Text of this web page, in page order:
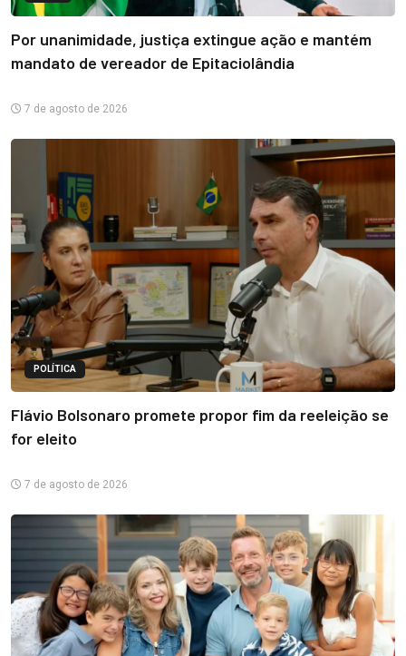
Por unanimidade, justiça extingue ação e mantém
mandato de vereador de Epitaciolândia
7 de agosto de 2026
POLÍTICA
Flávio Bolsonaro promete propor fim da reeleição se
for eleito
7 de agosto de 2026